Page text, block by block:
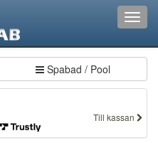
Spabad / Pool
Till kassan